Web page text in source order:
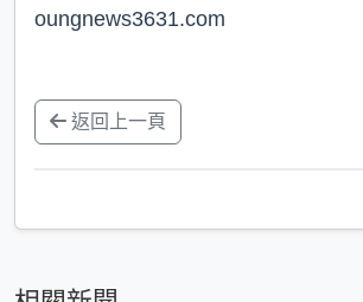
oungnews3631.com
返回上一頁